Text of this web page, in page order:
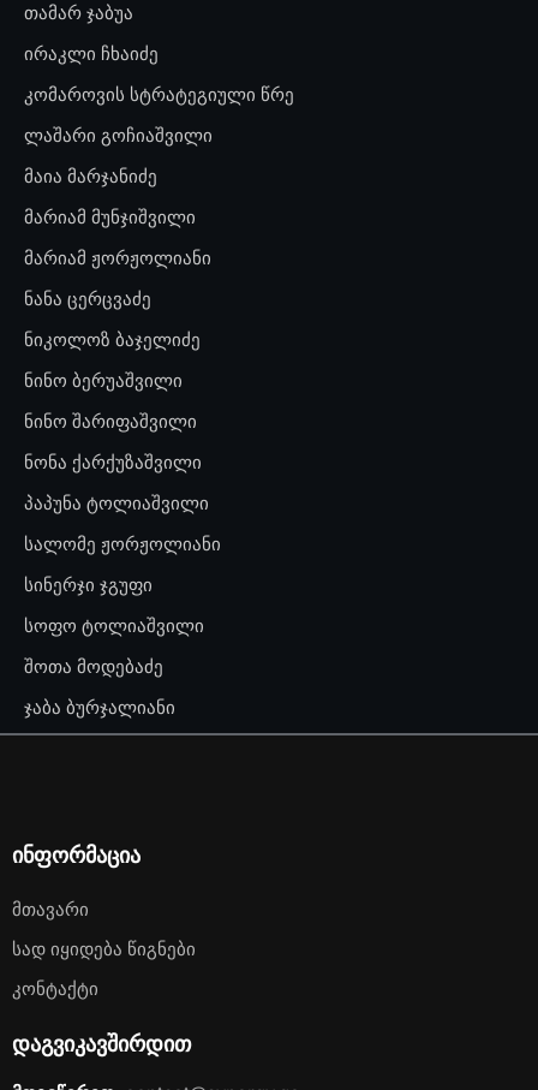
თამარ ჯაბუა
ირაკლი ჩხაიძე
კომაროვის სტრატეგიული წრე
ლაშარი გოჩიაშვილი
მაია მარჯანიძე
მარიამ მუნჯიშვილი
მარიამ ჟორჟოლიანი
ნანა ცერცვაძე
ნიკოლოზ ბაჯელიძე
ნინო ბერუაშვილი
ნინო შარიფაშვილი
ნონა ქარქუზაშვილი
პაპუნა ტოლიაშვილი
სალომე ჟორჟოლიანი
სინერჯი ჯგუფი
სოფო ტოლიაშვილი
შოთა მოდებაძე
ჯაბა ბურჯალიანი
ინფორმაცია
Მთავარი
Სად Იყიდება Წიგნები
Კონტაქტი
დაგვიკავშირდით